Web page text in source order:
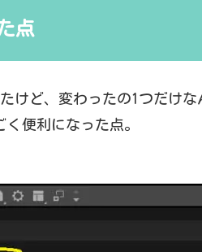
説明を毎回書くのも、それはそれで面倒くさい、
くいですよね。ということで、基本的な...
点
けど、変わったの1つだけな
便利になった点。